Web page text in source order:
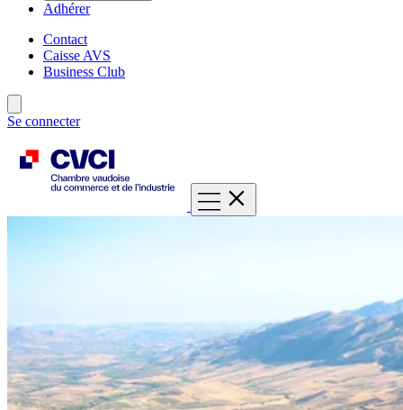
Adhérer
Contact
Caisse AVS
Business Club
Se connecter